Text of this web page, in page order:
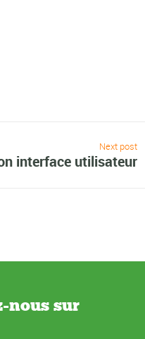
Next post
interface utilisateur
nous sur